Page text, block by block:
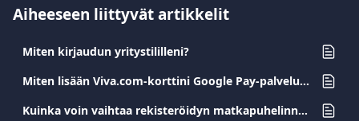
Aiheeseen liittyvät artikkelit
Miten kirjaudun yritystililleni?
Miten lisään Viva.com-korttini Google Pay-palveluun?
Kuinka voin vaihtaa rekisteröidyn matkapuhelinnumeroni?